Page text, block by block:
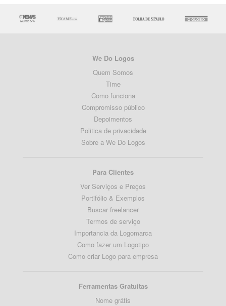
We Do Logos
Quem Somos
Time
Como funciona
Compromisso público
Depoimentos
Politica de privacidade
Sobre a We Do Logos
Para Clientes
Ver Serviços e Preços
Portifólio & Exemplos
Buscar freelancer
Termos de serviço
Importancia da Logomarca
Como fazer um Logotipo
Como criar Logo para empresa
Ferramentas Gratuitas
Nome grátis